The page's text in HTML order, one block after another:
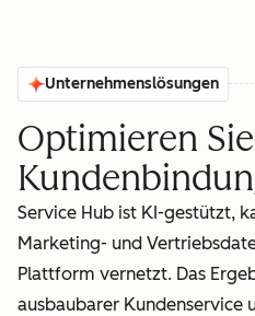
Unternehmenslösungen
Optimieren
Service Hub ist KI-gestützt,
Marketing- und
Plattform vernetzt. Das
ausbaubarer Kundenservice